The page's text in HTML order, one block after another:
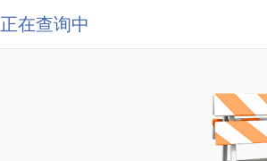
正在查询中